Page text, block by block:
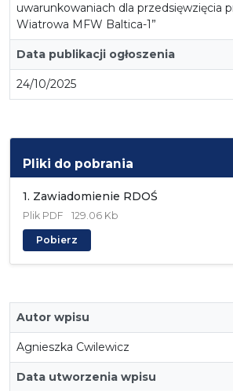
uwarunkowaniach dla przedsięwzięcia
Wiatrowa MFW Baltica-1”
Data publikacji ogłoszenia
24/10/2025
Pliki do pobrania
1. Zawiadomienie RDOŚ
Plik PDF 129.06 Kb
Pobierz
Autor wpisu
Agnieszka Cwilewicz
Data utworzenia wpisu